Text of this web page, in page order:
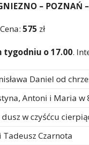
– POZNAŃ
575 zł
tygodniu o 17.00.
Daniel od
Antoni i Maria w
w czyśćcu
Tadeusz Czarnota